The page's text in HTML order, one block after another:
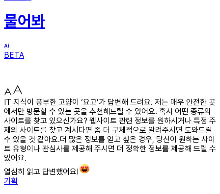
물어봐
BETA
IT 지식이 풍부한 고양이 ‘요고’가 답변해 드려요. 저는 매우 안전한 곳
에서만 방문할 수 있는 곳을 추천해드릴 수 있어요. 혹시 어떤 종류의
사이트를 찾고 있으신가요? 웹사이트 관련 정보를 원하시거나 특정 주
제의 사이트를 찾고 계시다면 좀 더 구체적으로 알려주시면 도와드릴
수 있을 것 같아요.더 많은 정보를 얻고 싶은 경우, 당신이 원하는 사이
트 유형이나 관심사를 제공해 주시면 더 정확한 정보를 제공해 드릴 수
있어요.
열심히 읽고 답변했어요!
기획